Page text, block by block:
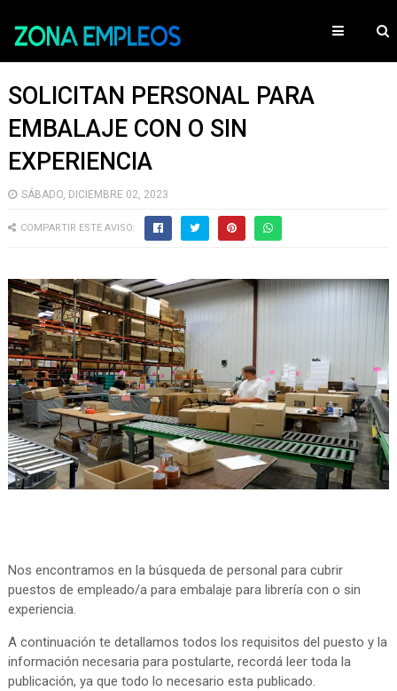
SOLICITAN PERSONAL PARA
EMBALAJE CON O SIN
EXPERIENCIA
SÁBADO, DICIEMBRE 02, 2023
COMPARTIR ESTE AVISO:
Nos encontramos en la búsqueda de personal para cubrir
puestos de empleado/a para embalaje para librería con o sin
experiencia.
A continuación te detallamos todos los requisitos del puesto y la
información necesaria para postularte, recordá leer toda la
publicación, ya que todo lo necesario esta publicado.